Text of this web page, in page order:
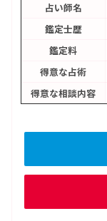
占い師名
鑑定士歴
鑑定料
得意な占術
得意な相談内容